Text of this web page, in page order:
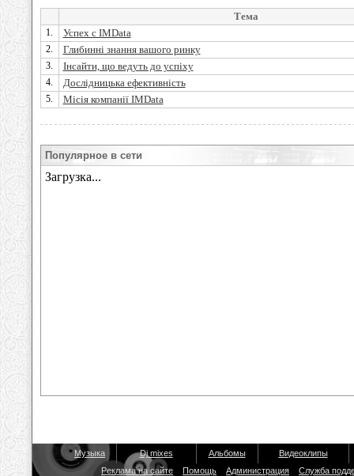
Тема
1. Успех с IMData
2. Глибинні знання вашого ринку
3. Інсайти, що ведуть до успіху
4. Дослідницька ефективність
5. Місія компанії IMData
Популярное в сети
Музыка Dj mixes Альбомы
Видеоклипы
Реклама на сайте
Помощь Администрация Служба